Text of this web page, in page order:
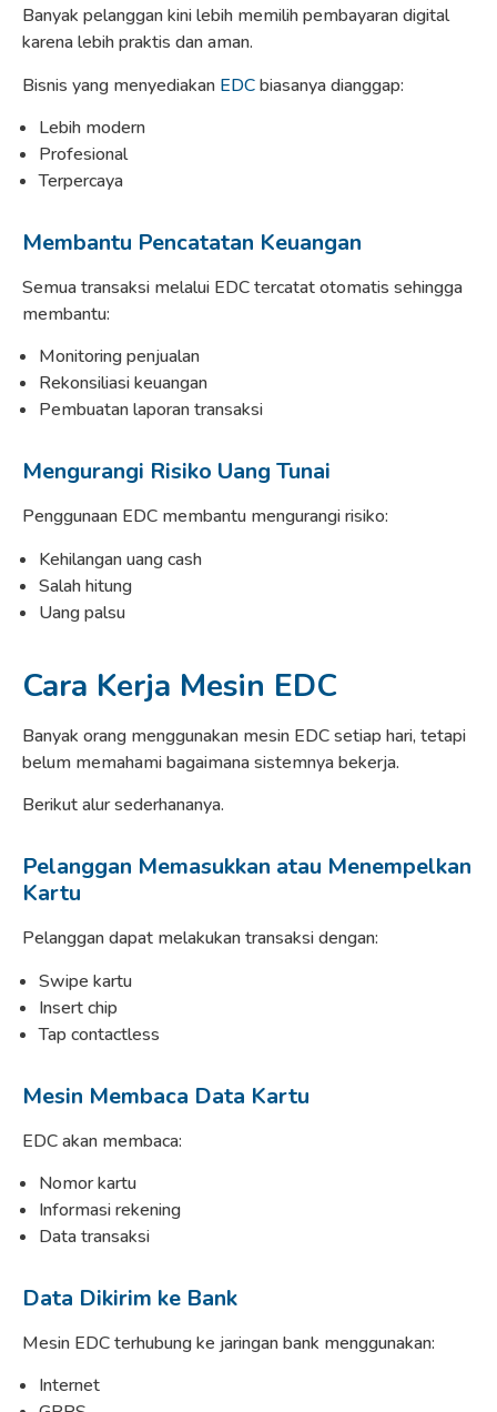
Banyak pelanggan kini lebih memilih pembayaran digital
karena lebih praktis dan aman.
Bisnis yang menyediakan EDCbiasanya dianggap:
Lebih modern
Profesional
Terpercaya
Membantu Pencatatan Keuangan
Semua transaksi melalui EDC tercatat otomatis sehingga
membantu:
Monitoring penjualan
Rekonsiliasi keuangan
Pembuatan laporan transaksi
Mengurangi Risiko Uang Tunai
Penggunaan EDC membantu mengurangi risiko:
Kehilangan uang cash
Salah hitung
Uang palsu
Cara Kerja Mesin EDC
Banyak orang menggunakan mesin EDC setiap hari, tetapi
belum memahami bagaimana sistemnya bekerja.
Berikut alur sederhananya.
Pelanggan Memasukkan atau Menempelkan
Kartu
Pelanggan dapat melakukan transaksi dengan:
Swipe kartu
Insert chip
Tap contactless
Mesin Membaca Data Kartu
EDC akan membaca:
Nomor kartu
Informasi rekening
Data transaksi
Data Dikirim ke Bank
Mesin EDC terhubung ke jaringan bank menggunakan:
Internet